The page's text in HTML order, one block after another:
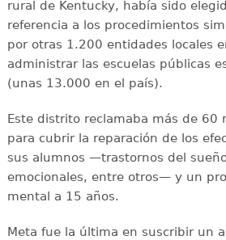
rural de Kentucky, había sido
referencia a los procedimientos
por otras 1.200 entidades locales
administrar las escuelas públicas
(unas 13.000 en el país).
Este distrito reclamaba más de 60
para cubrir la reparación de los
sus alumnos —trastornos del
emocionales, entre otros— y un
mental a 15 años.
Meta fue la última en suscribir un